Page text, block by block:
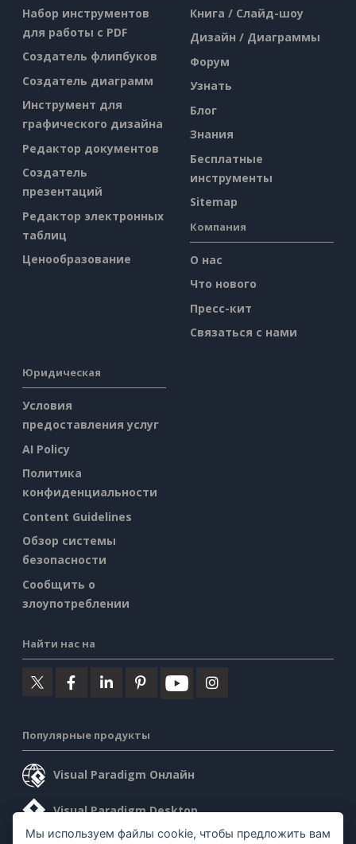
Набор инструментов
для работы с PDF
Создатель флипбуков
Создатель диаграмм
Инструмент для
графического дизайна
Редактор документов
Создатель
презентаций
Редактор электронных
таблиц
Ценообразование
Книга / Слайд-шоу
Дизайн / Диаграммы
Форум
Узнать
Блог
Знания
Бесплатные
инструменты
Sitemap
Компания
О нас
Что нового
Пресс-кит
Связаться с нами
Юридическая
Условия
предоставления услуг
AI Policy
Политика
конфиденциальности
Content Guidelines
Обзор системы
безопасности
Сообщить о
злоупотреблении
Найти нас на
Популярные продукты
Visual Paradigm Онлайн
Visual Paradigm Desktop
Мы используем файлы cookie, чтобы предложить вам